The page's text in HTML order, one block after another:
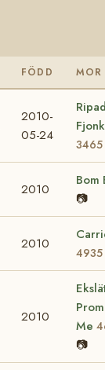
FÖDD MOR
2010-
05-24
3465
2010
Bom
📷
2010
4935
2010
Me
📷